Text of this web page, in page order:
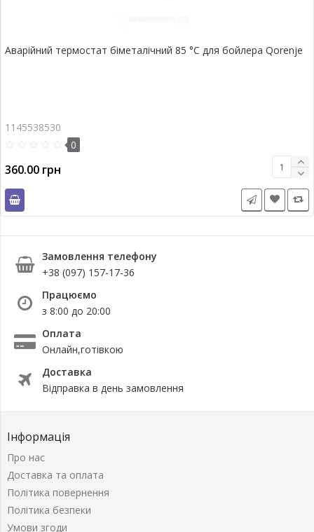
Аварійний термостат біметалічний 85 °C для бойлера Qorenje
1145538530
0
360.00 грн
Замовлення телефону
+38 (097) 157-17-36
Працюємо
з 8:00 до 20:00
Оплата
Онлайн,готівкою
Доставка
Відправка в день замовлення
Інформація
Про нас
Доставка та оплата
Політика повернення
Політика безпеки
Умови згоди